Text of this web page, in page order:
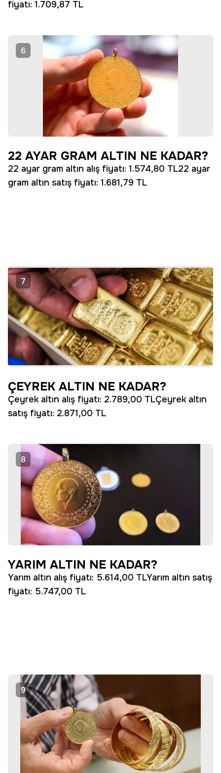
fiyatı: 1.709,87 TL
6
22 AYAR GRAM ALTIN NE KADAR?
22 ayar gram altın alış fiyatı: 1.574,80 TL22 ayar
gram altın satış fiyatı: 1.681,79 TL
7
ÇEYREK ALTIN NE KADAR?
Çeyrek altın alış fiyatı: 2.789,00 TLÇeyrek altın
satış fiyatı: 2.871,00 TL
8
YARIM ALTIN NE KADAR?
Yarım altın alış fiyatı: 5.614,00 TLYarım altın satış
fiyatı: 5.747,00 TL
9